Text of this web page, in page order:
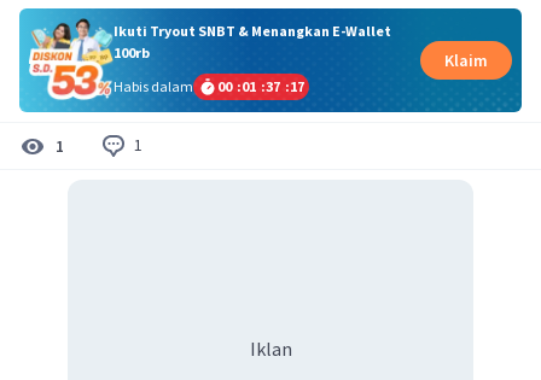
Ikuti Tryout SNBT & Menangkan E-Wallet
100rb
Habis dalam
00 :01 :37 :17
Klaim
1 1
Iklan